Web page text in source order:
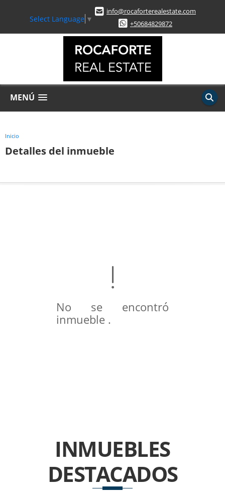
Select Language ▼
info@rocaforterealestate.com
+50684829872
MENÚ
Inicio
Detalles del inmueble
No se encontró
inmueble .
INMUEBLES
DESTACADOS